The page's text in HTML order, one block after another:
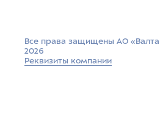
Все права защищены АО «Валта
2026
Реквизиты компании